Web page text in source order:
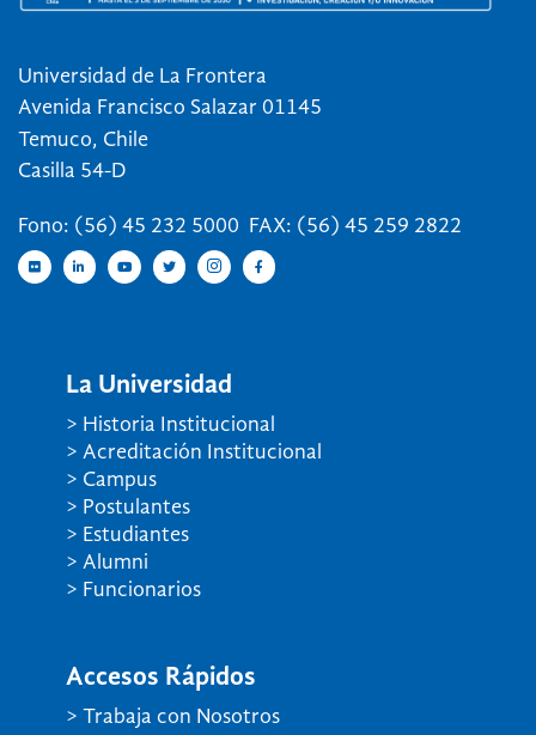
Universidad de La Frontera
Avenida Francisco Salazar 01145
Temuco, Chile
Casilla 54-D
Fono: (56) 45 232 5000 FAX: (56) 45 259 2822
La Universidad
> Historia Institucional
> Acreditación Institucional
> Campus
> Postulantes
> Estudiantes
> Alumni
> Funcionarios
Accesos Rápidos
> Trabaja con Nosotros